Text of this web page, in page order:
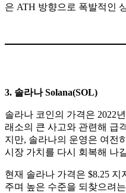
은 ATH 방향으로 폭발적인
3. 솔라나 Solana(SOL)
솔라나 코인의 가격은 2022
래소의 큰 사고와 관련해 급
지만, 솔라나의 운영은 여전
시장 가치를 다시 회복해 나
현재 솔라나 가격은 $8.25
주며 높은 수준을 되찾으려